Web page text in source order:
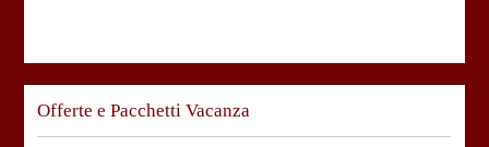
Offerte e Pacchetti Vacanza